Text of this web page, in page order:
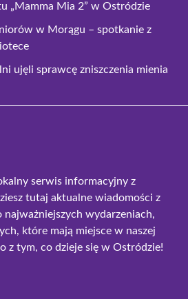
„Mamma Mia 2” w Ostródzie
w Morągu – spotkanie z
ujęli sprawcę zniszczenia mienia
serwis informacyjny z
tutaj aktualne wiadomości z
wydarzeniach,
które mają miejsce w naszej
z tym, co dzieje się w Ostródzie!